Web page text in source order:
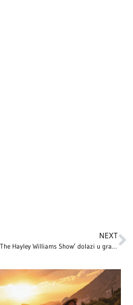
NEXT
‘The Hayley Williams Show’ dolazi u grad blizu vas!